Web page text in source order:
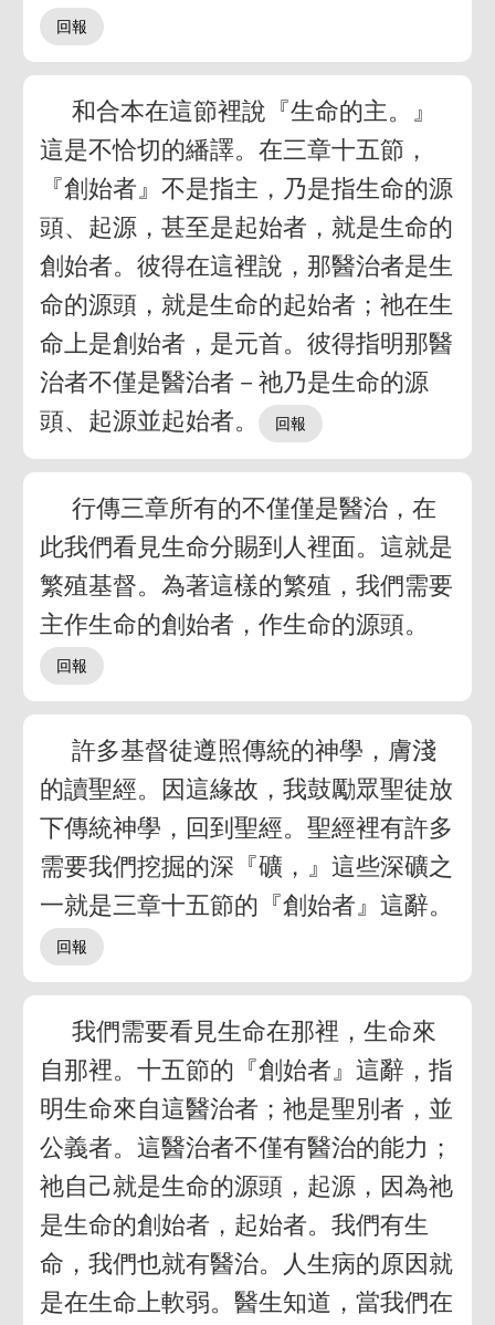
和合本在這節裡說『生命的主。』
這是不恰切的繙譯。在三章十五節，
『創始者』不是指主，乃是指生命的源
頭、起源，甚至是起始者，就是生命的
創始者。彼得在這裡說，那醫治者是生
命的源頭，就是生命的起始者；祂在生
命上是創始者，是元首。彼得指明那醫
治者不僅是醫治者－祂乃是生命的源
頭、起源並起始者。
行傳三章所有的不僅僅是醫治，在
此我們看見生命分賜到人裡面。這就是
繁殖基督。為著這樣的繁殖，我們需要
主作生命的創始者，作生命的源頭。
許多基督徒遵照傳統的神學，膚淺
的讀聖經。因這緣故，我鼓勵眾聖徒放
下傳統神學，回到聖經。聖經裡有許多
需要我們挖掘的深『礦，』這些深礦之
一就是三章十五節的『創始者』這辭。
我們需要看見生命在那裡，生命來
自那裡。十五節的『創始者』這辭，指
明生命來自這醫治者；祂是聖別者，並
公義者。這醫治者不僅有醫治的能力；
祂自己就是生命的源頭，起源，因為祂
是生命的創始者，起始者。我們有生
命，我們也就有醫治。人生病的原因就
是在生命上軟弱。醫生知道，當我們在